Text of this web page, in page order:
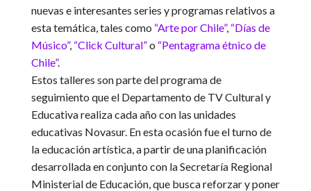
nuevas e interesantes series y programas relativos a
esta temática, tales como “Arte por Chile”, “Días de
Músico”, “Click Cultural”o “Pentagrama étnico de
Chile”.
Estos talleres son parte del programa de
seguimiento que el Departamento de TV Cultural y
Educativa realiza cada año con las unidades
educativas Novasur. En esta ocasión fue el turno de
la educación artística, a partir de una planificación
desarrollada en conjunto con la Secretaría Regional
Ministerial de Educación, que busca reforzar y poner